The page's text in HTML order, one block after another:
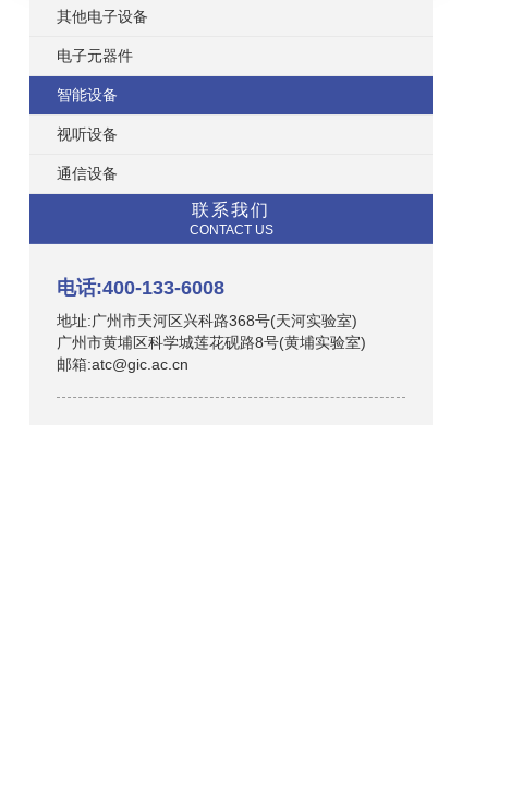
其他电子设备
电子元器件
智能设备
视听设备
通信设备
联系我们
CONTACT US
电话:400-133-6008
地址:广州市天河区兴科路368号(天河实验室)
广州市黄埔区科学城莲花砚路8号(黄埔实验室)
邮箱:atc@gic.ac.cn